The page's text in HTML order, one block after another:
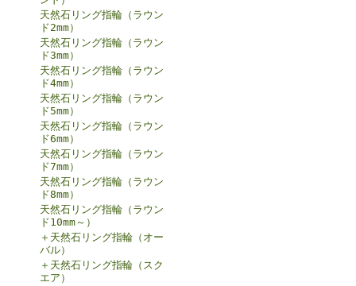
天然石リング指輪（ラウン
ド2mm）
天然石リング指輪（ラウン
ド3mm）
天然石リング指輪（ラウン
ド4mm）
天然石リング指輪（ラウン
ド5mm）
天然石リング指輪（ラウン
ド6mm）
天然石リング指輪（ラウン
ド7mm）
天然石リング指輪（ラウン
ド8mm）
天然石リング指輪（ラウン
ド10mm～）
＋天然石リング指輪（オー
バル）
＋天然石リング指輪（スク
エア）